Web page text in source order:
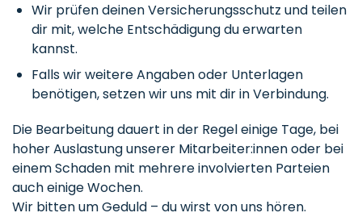
Wir prüfen deinen Versicherungsschutz und teilen
dir mit, welche Entschädigung du erwarten
kannst.
Falls wir weitere Angaben oder Unterlagen
benötigen, setzen wir uns mit dir in Verbindung.
Die Bearbeitung dauert in der Regel einige Tage, bei
hoher Auslastung unserer Mitarbeiter:innen oder bei
einem Schaden mit mehrere involvierten Parteien
auch einige Wochen.
Wir bitten um Geduld – du wirst von uns hören.